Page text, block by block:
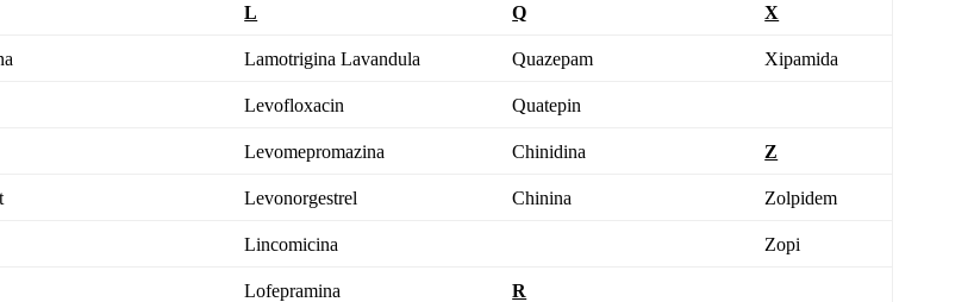
L Q X
Lamotrigina Lavandula Quazepam Xipamida
Levofloxacin Quatepin
Levomepromazina Chinidina Z
Levonorgestrel Chinina Zolpidem
Lincomicina Zopi
Lofepramina R